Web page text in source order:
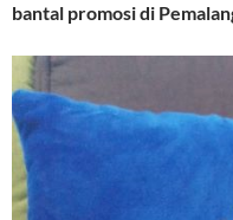
bantal promosi di